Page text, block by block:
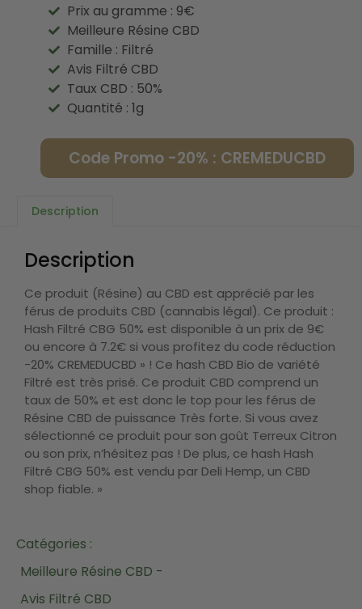
Prix au gramme : 9€
Meilleure Résine CBD
Famille : Filtré
Avis Filtré CBD
Taux CBD : 50%
Quantité : 1g
Code Promo -20% : CREMEDUCBD
Description
Description
Ce produit (Résine) au CBD est apprécié par les
férus de produits CBD (cannabis légal). Ce produit :
Hash Filtré CBG 50% est disponible à un prix de 9€
ou encore à 7.2€ si vous profitez du code réduction
-20% CREMEDUCBD » ! Ce hash CBD Bio de variété
Filtré est très prisé. Ce produit CBD comprend un
taux de 50% et est donc le top pour les férus de
Résine CBD de puissance Très forte. Si vous avez
sélectionné ce produit pour son goût Terreux Citron
ou son prix, n’hésitez pas ! De plus, ce hash Hash
Filtré CBG 50% est vendu par Deli Hemp, un CBD
shop fiable. »
Catégories :
Meilleure Résine CBD -
Avis Filtré CBD